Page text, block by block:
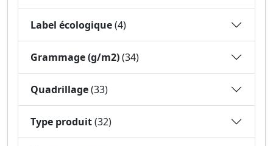
Label écologique(4)
Grammage (g/m2)(34)
Quadrillage(33)
Type produit(32)